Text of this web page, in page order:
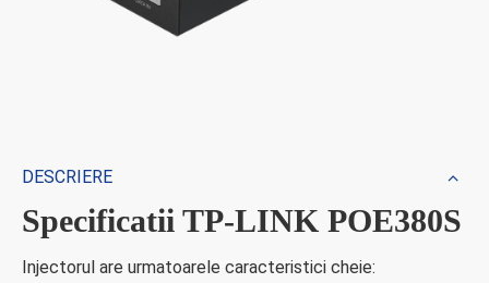
DESCRIERE
Specificatii TP-LINK POE380S
Injectorul are urmatoarele caracteristici cheie: